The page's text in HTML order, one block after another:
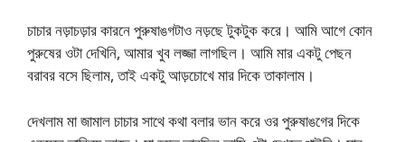
চাচার নড়াচড়ার কারনে পুরুষাঙগটাও নড়ছে টুকটুক করে। আমি আগে কোন
পুরুষের ওটা দেখিনি, আমার খুব লজ্জা লাগছিল। আমি মার একটু পেছন
বরাবর বসে ছিলাম, তাই একটু আড়চোখে মার দিকে তাকালাম।
দেখলাম মা জামাল চাচার সাথে কথা বলার ভান করে ওর পুরুষাঙগের দিকে